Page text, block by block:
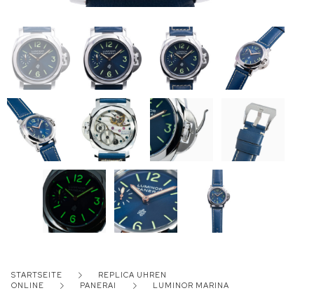
STARTSEITE
REPLICA UHREN
ONLINE
PANERAI LUMINOR MARINA